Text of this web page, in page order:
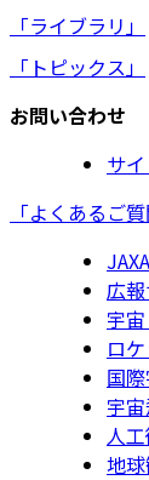
「ライブラリ」
「トピックス」
お問い合わせ
サ
「よくあるご質
広
宇
ロ
国
宇
人
地